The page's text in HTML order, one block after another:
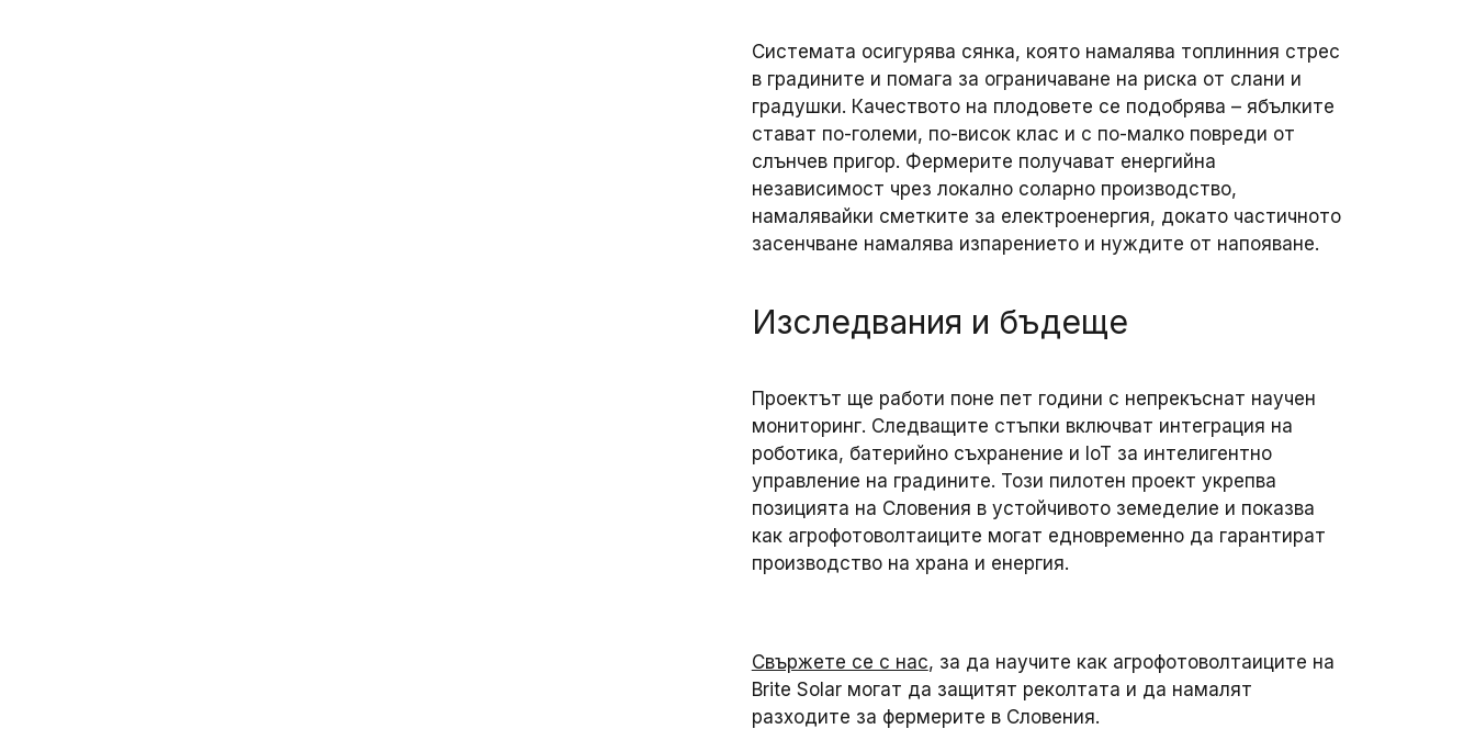
Системата осигурява сянка, която намалява топлинния стрес
в градините и помага за ограничаване на риска от слани и
градушки. Качеството на плодовете се подобрява – ябълките
стават по-големи, по-висок клас и с по-малко повреди от
слънчев пригор. Фермерите получават енергийна
независимост чрез локално соларно производство,
намалявайки сметките за електроенергия, докато частичното
засенчване намалява изпарението и нуждите от напояване.
Изследвания и бъдеще
Проектът ще работи поне пет години с непрекъснат научен
мониторинг. Следващите стъпки включват интеграция на
роботика, батерийно съхранение и IoT за интелигентно
управление на градините. Този пилотен проект укрепва
позицията на Словения в устойчивото земеделие и показва
как агрофотоволтаиците могат едновременно да гарантират
производство на храна и енергия.
Свържете се с нас, за да научите как агрофотоволтаиците на
Brite Solar могат да защитят реколтата и да намалят
разходите за фермерите в Словения.